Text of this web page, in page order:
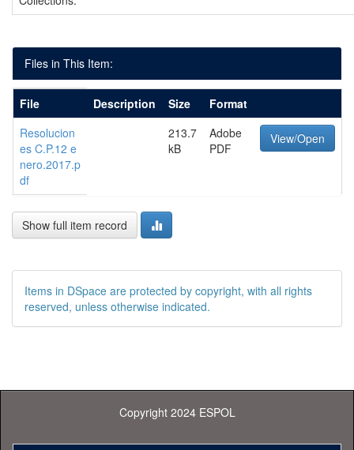
Files in This Item:
File Description Size
Format
Resolucion
es C.P.12 e
nero.2017.p
df
213.7
kB
Adobe
PDF
View/Open
Show full item record
Items in DSpace are protected by copyright, with all rights
reserved, unless otherwise indicated.
Copyright 2024 ESPOL